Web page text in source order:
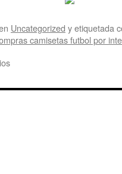
Uncategorized y etiquetada
camisetas futbol por